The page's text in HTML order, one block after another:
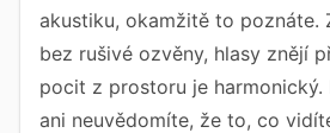
akustiku, okamžitě to poznáte.
bez rušivé ozvěny, hlasy znějí
pocit z prostoru je harmonický.
ani neuvědomíte, že to, co